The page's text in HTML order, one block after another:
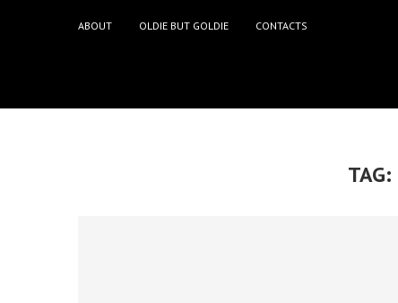
ABOUT OLDIE BUT GOLDIE CONTACTS
TAG: